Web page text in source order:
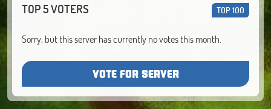
TOP 5 VOTERS TOP 100
Sorry, but this server has currently no votes this month.
VOTE FOR SERVER